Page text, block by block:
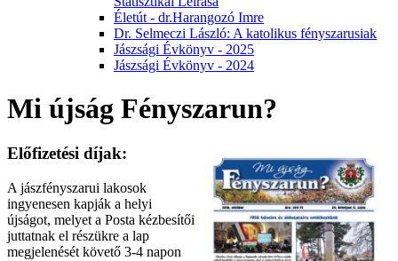
Életút - dr.Harangozó Imre
Dr. Selmeczi László: A katolikus fényszarusiak
Jászsági Évkönyv - 2025
Jászsági Évkönyv - 2024
Mi újság Fényszarun?
Előfizetési díjak:
A jászfényszarui lakosok
ingyenesen kapják a helyi
újságot, melyet a Posta kézbesítői
juttatnak el részükre a lap
megjelenését követő 3-4 napon